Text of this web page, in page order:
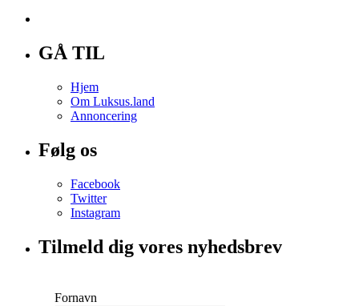
GÅ TIL
Hjem
Om Luksus.land
Annoncering
Følg os
Facebook
Twitter
Instagram
Tilmeld dig vores nyhedsbrev
Fornavn